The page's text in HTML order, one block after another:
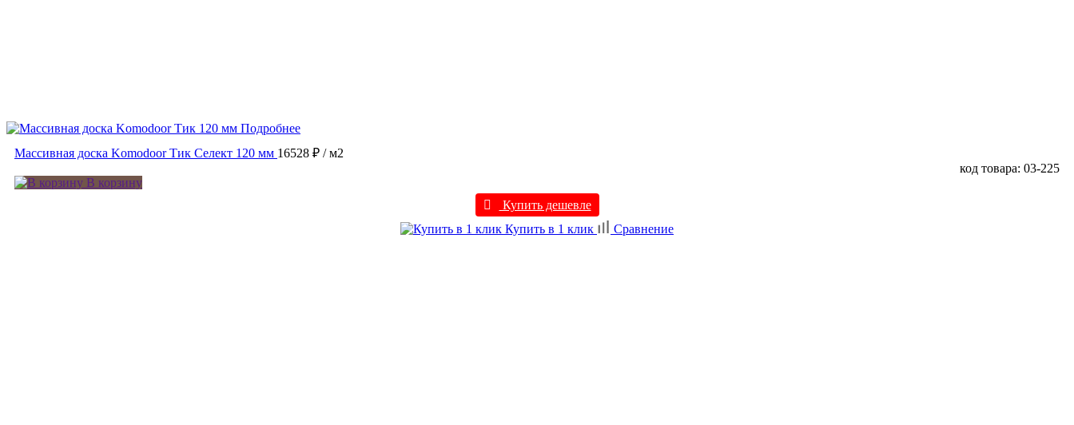
Подробнее
Массивная доска Komodoor Тик Селект 120 мм 16528 ₽ / м2
код товара: 03-225
В корзину
Купить дешевле
Купить в 1 клик
Сравнение